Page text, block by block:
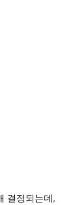
결정되는데,